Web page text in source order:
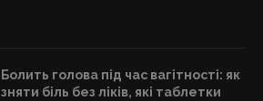
Болить голова під час вагітності: як
зняти біль без ліків, які таблетки